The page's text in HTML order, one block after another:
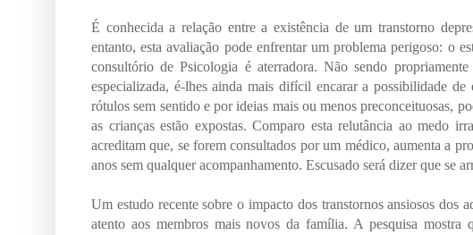
É conhecida a relação entre a existência de um transtorno
entanto, esta avaliação pode enfrentar um problema perigoso: o
consultório de Psicologia é aterradora. Não sendo
especializada, é-lhes ainda mais difícil encarar a possibilidade
rótulos sem sentido e por ideias mais ou menos preconceituosas,
as crianças estão expostas. Comparo esta relutância ao medo
acreditam que, se forem consultados por um médico, aumenta a
anos sem qualquer acompanhamento. Escusado será dizer que se
Um estudo recente sobre o impacto dos transtornos ansiosos
atento aos membros mais novos da família. A pesquisa